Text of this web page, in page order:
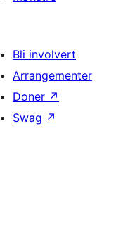
Bli involvert
Arrangementer
Doner ↗
Swag ↗